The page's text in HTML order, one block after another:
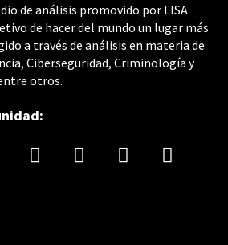
de análisis promovido por LISA
de hacer del mundo un lugar más
a través de análisis en materia de
Ciberseguridad, Criminología y
otros.